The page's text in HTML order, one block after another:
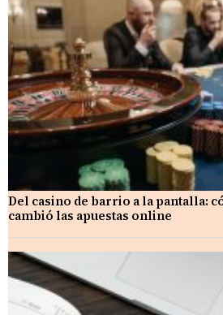
Del casino de barrio a la pantalla:
cambió las apuestas online